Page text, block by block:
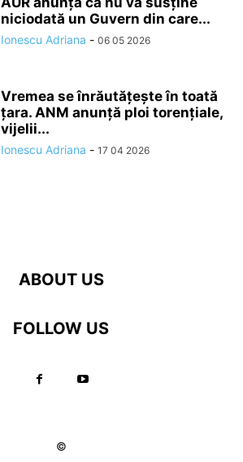
niciodată un Guvern din care...
Ionescu Adriana - 06 05 2026
Vremea se înrăutăţeşte în toată
ţara. ANM anunță ploi torențiale,
vijelii...
Ionescu Adriana - 17 04 2026
ABOUT US
FOLLOW US
©